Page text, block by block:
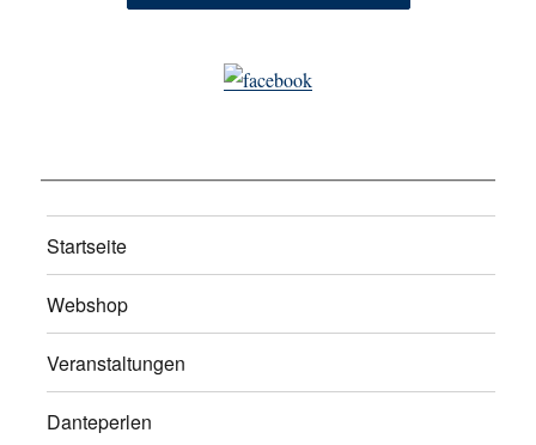
Startseite
Webshop
Veranstaltungen
Danteperlen